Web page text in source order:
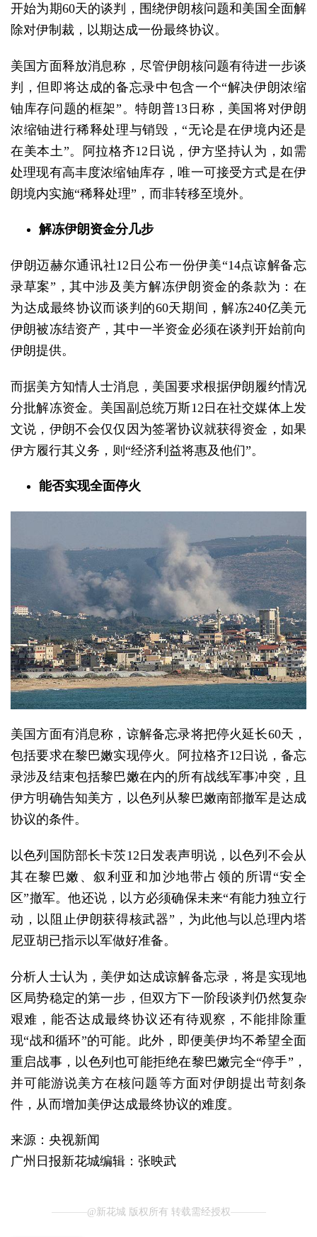
开始为期60天的谈判，围绕伊朗核问题和美国全面解
除对伊制裁，以期达成一份最终协议。
美国方面释放消息称，尽管伊朗核问题有待进一步谈
判，但即将达成的备忘录中包含一个“解决伊朗浓缩
铀库存问题的框架”。特朗普13日称，美国将对伊朗
浓缩铀进行稀释处理与销毁，“无论是在伊境内还是
在美本土”。阿拉格齐12日说，伊方坚持认为，如需
处理现有高丰度浓缩铀库存，唯一可接受方式是在伊
朗境内实施“稀释处理”，而非转移至境外。
解冻伊朗资金分几步
伊朗迈赫尔通讯社12日公布一份伊美“14点谅解备忘
录草案”，其中涉及美方解冻伊朗资金的条款为：在
为达成最终协议而谈判的60天期间，解冻240亿美元
伊朗被冻结资产，其中一半资金必须在谈判开始前向
伊朗提供。
而据美方知情人士消息，美国要求根据伊朗履约情况
分批解冻资金。美国副总统万斯12日在社交媒体上发
文说，伊朗不会仅仅因为签署协议就获得资金，如果
伊方履行其义务，则“经济利益将惠及他们”。
能否实现全面停火
美国方面有消息称，谅解备忘录将把停火延长60天，
包括要求在黎巴嫩实现停火。阿拉格齐12日说，备忘
录涉及结束包括黎巴嫩在内的所有战线军事冲突，且
伊方明确告知美方，以色列从黎巴嫩南部撤军是达成
协议的条件。
以色列国防部长卡茨12日发表声明说，以色列不会从
其在黎巴嫩、叙利亚和加沙地带占领的所谓“安全
区”撤军。他还说，以方必须确保未来“有能力独立行
动，以阻止伊朗获得核武器”，为此他与以总理内塔
尼亚胡已指示以军做好准备。
分析人士认为，美伊如达成谅解备忘录，将是实现地
区局势稳定的第一步，但双方下一阶段谈判仍然复杂
艰难，能否达成最终协议还有待观察，不能排除重
现“战和循环”的可能。此外，即便美伊均不希望全面
重启战事，以色列也可能拒绝在黎巴嫩完全“停手”，
并可能游说美方在核问题等方面对伊朗提出苛刻条
件，从而增加美伊达成最终协议的难度。
来源：央视新闻
广州日报新花城编辑：张映武
@新花城 版权所有 转载需经授权